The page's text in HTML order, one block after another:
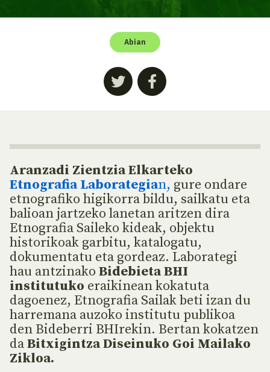
Abian
Aranzadi Zientzia Elkarteko
Etnografia Laborategian, gure ondare
etnografiko higikorra bildu, sailkatu eta
balioan jartzeko lanetan aritzen dira
Etnografia Saileko kideak, objektu
historikoak garbitu, katalogatu,
dokumentatu eta gordeaz. Laborategi
hau antzinako Bidebieta BHI
institutuko eraikinean kokatuta
dagoenez, Etnografia Sailak beti izan du
harremana auzoko institutu publikoa
den Bideberri BHIrekin. Bertan kokatzen
daBitxigintza Diseinuko Goi Mailako
Zikloa.